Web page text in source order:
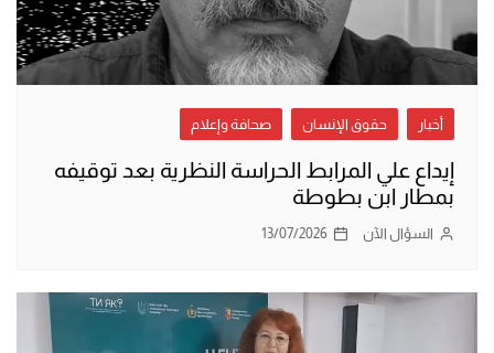
أخبار حقوق الإنسان صحافة وإعلام
إيداع علي المرابط الحراسة النظرية بعد توقيفه
بمطار ابن بطوطة
السؤال الآن 13/07/2026